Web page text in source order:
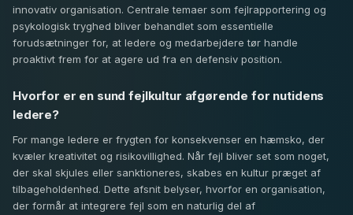
innovativ organisation. Centrale temaer som fejlrapportering og
psykologisk tryghed bliver behandlet som essentielle
forudsætninger for, at ledere og medarbejdere tør handle
proaktivt frem for at agere ud fra en defensiv position.
Hvorfor er en sund fejlkultur afgørende for nutidens
ledere?
For mange ledere er frygten for konsekvenser en hæmsko, der
kvæler kreativitet og risikovillighed. Når fejl bliver set som noget,
der skal skjules eller sanktioneres, skabes en kultur præget af
tilbageholdenhed. Dette afsnit belyser, hvorfor en organisation,
der formår at integrere fejl som en naturlig del af